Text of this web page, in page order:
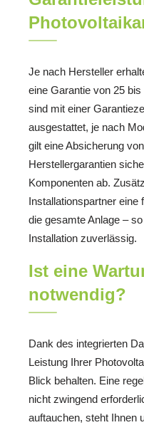
Je nach Hersteller
eine Garantie von 25
sind mit einer
ausgestattet, je nach
gilt eine Absicherung
Herstellergarantien
Komponenten ab.
Installationspartner eine
die gesamte Anlage –
Installation zuverlässig.
Ist eine
notwendig?
Dank des integrierten
Leistung Ihrer
Blick behalten. Eine
nicht zwingend
auftauchen, steht Ihnen